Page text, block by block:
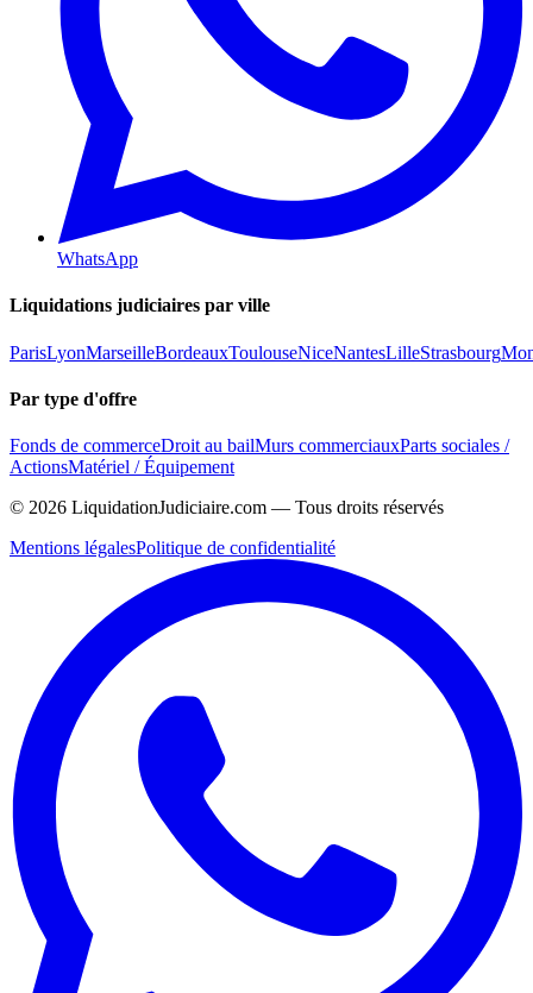
WhatsApp
Liquidations judiciaires par ville
ParisLyonMarseilleBordeauxToulouseNiceNantesLilleStrasbourg
Par type d'offre
Fonds de commerceDroit au bailMurs commerciauxParts sociales /
ActionsMatériel / Équipement
© 2026 LiquidationJudiciaire.com — Tous droits réservés
Mentions légalesPolitique de confidentialité